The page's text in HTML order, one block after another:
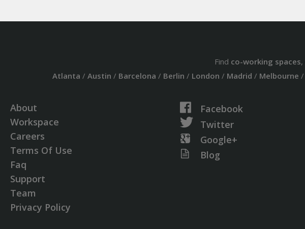
Find co-working spaces,
Atlanta / Austin / Barcelona / Berlin / London / Madrid / Melbourne /
About
Workspace
Careers
Terms Of Use
Faq
Support
Team
Privacy Policy
Facebook
Twitter
Google+
Blog